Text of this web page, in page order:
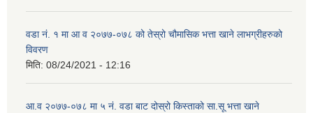
वडा न‌ं. १ मा आ व २०७७-०७८ को तेस्रो चौमासिक भत्ता खाने लाभग्रीहरुको
विवरण
मिति: 08/24/2021 - 12:16
आ.व २०७७-०७८ मा ५ न‌ं. वडा बाट दोस्रो किस्ताको सा.सू भत्ता खाने